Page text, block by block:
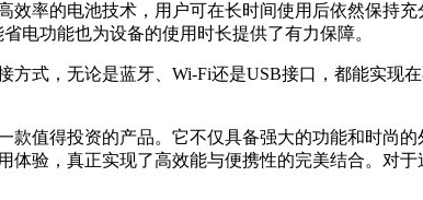
效率的电池技术，用户可在长时间使用后依然保持
电功能也为设备的使用时长提供了有力保障。
方式，无论是蓝牙、Wi-Fi还是USB接口，都能实
款值得投资的产品。它不仅具备强大的功能和时尚
验，真正实现了高效能与便携性的完美结合。对